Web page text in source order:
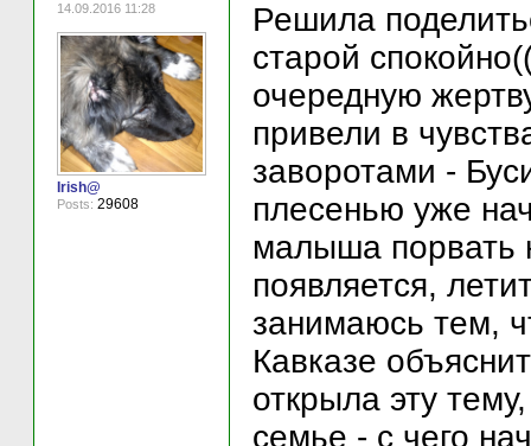
14.09.2016 11:28
Irish@
Posts: 29608
Решила
старой
очередную
привели в
заворотами -
плесенью уже
малыша порвать
появляется,
занимаюсь тем,
Кавказе
открыла эту
семье - с чего